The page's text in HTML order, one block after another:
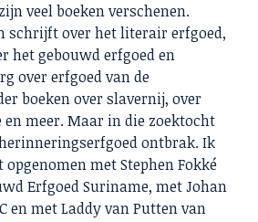
veel boeken verschenen.
schrijft over het literair erfgoed,
het gebouwd erfgoed en
over erfgoed van de
boeken over slavernij, over
meer. Maar in die zoektocht
ontbrak. Ik
met Stephen Fokké
Erfgoed Suriname, met Johan
en met Laddy van Putten van